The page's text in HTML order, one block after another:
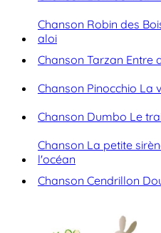
Chanson Robin des
aloi
Chanson Tarzan Entre
Chanson Pinocchio La
Chanson Dumbo Le
Chanson La petite
l'océan
Chanson Cendrillon